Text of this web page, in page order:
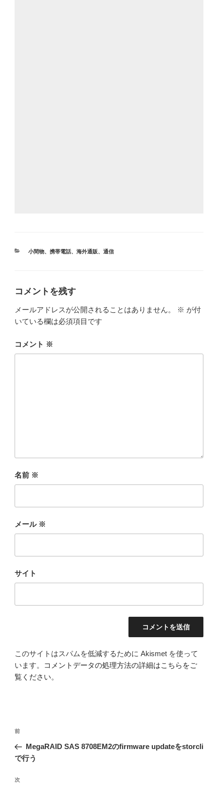
カ
小間物、 携帯電話、 海外通販、 通信
コメントを残す
メールアドレスが公開されることはありません。 ※ が付
いている欄は必須項目です
コメント ※
名前 ※
メール ※
サイト
このサイトはスパムを低減するために Akismet を使って
います。
コメントデータの処理方法の詳細はこちらをご
覧ください。
投
ナ
ゲ
前
の
投
前
MegaRAID SAS 8708EM2のfirmware updateをstorcli
で行う
次
次